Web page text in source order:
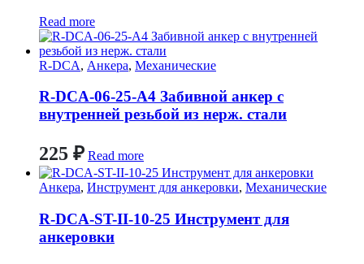
Read more
R-DCA, Анкера, Механические
R-DCA-06-25-A4 Забивной анкер с
внутренней резьбой из нерж. стали
225 ₽ Read more
Анкера, Инструмент для анкеровки, Механические
R-DCA-ST-II-10-25 Инструмент для
анкеровки